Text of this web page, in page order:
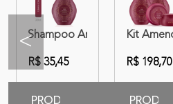
<
Egípcios 180g
Balm Selante | Amend Millenar
Shampoo Amend Millenar Oil
R$ 35,45
Kit
R$ 198,70